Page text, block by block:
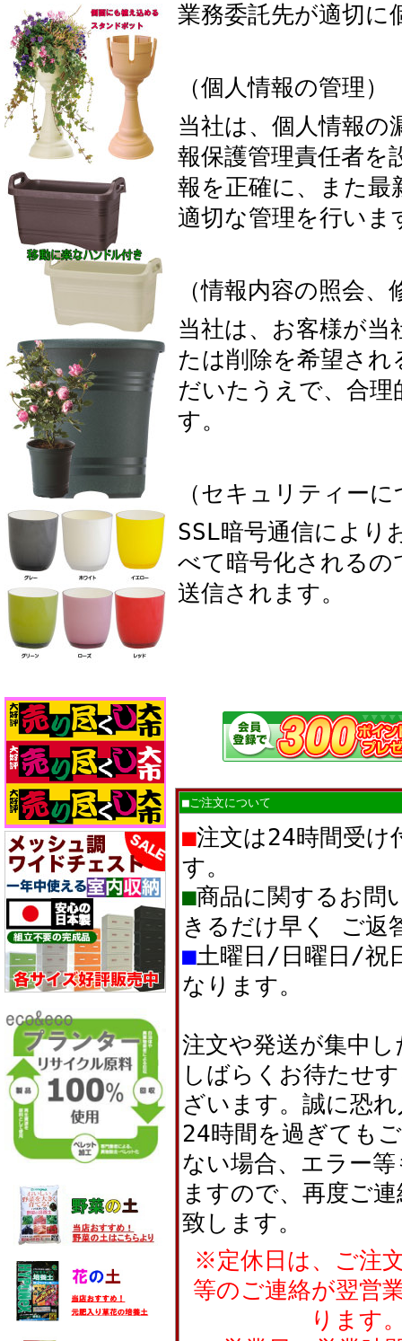
業務委託先が適切に
（個人情報の管理）
当社は、個人情報の
報保護管理責任者を
報を正確に、また
適切な管理を行いま
（情報内容の照会
当社は、お客様が当
たは削除を希望さ
だいたうえで、合
す。
（セキュリティー
SSL暗号通信により
べて暗号化される
送信されます。
■ご注文について
■注文は24時間受け
す。
■商品に関するお問
きるだけ早く ご返
■土曜日/日曜日/祝
なります。
注文や発送が集中
しばらくお待たせ
ざいます。誠に恐
24時間を過ぎても
ない場合、エラー
ますので、再度ご
致します。
※定休日は、ご注
等のご連絡が翌営
ります